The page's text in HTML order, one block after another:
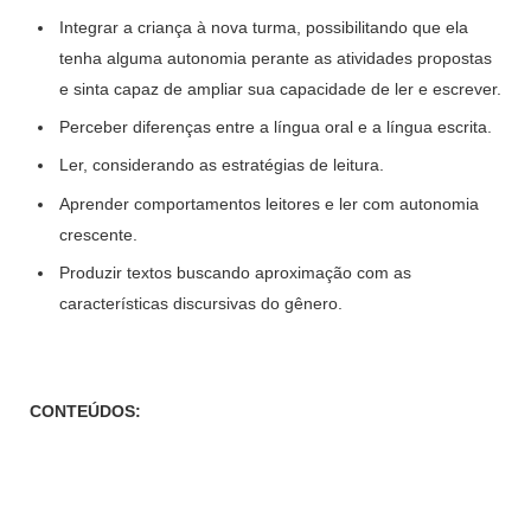
Integrar a criança à nova turma, possibilitando que ela
tenha alguma autonomia perante as atividades propostas
e sinta capaz de ampliar sua capacidade de ler e escrever.
Perceber diferenças entre a língua oral e a língua escrita.
Ler, considerando as estratégias de leitura.
Aprender comportamentos leitores e ler com autonomia
crescente.
Produzir textos buscando aproximação com as
características discursivas do gênero.
CONTEÚDOS: